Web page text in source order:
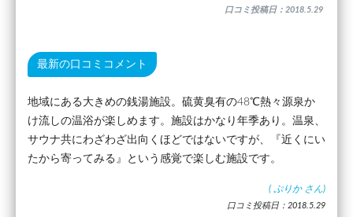
口コミ投稿日：2018.5.29
最新の口コミコメント
地域にある大きめの銭湯施設。硫黄臭有の48℃熱々源泉か
け流しの温浴が楽しめます。施設はかなり年季あり。温泉、
サウナ共にわざわざ出向くほどではないですが、『近くにい
たから寄ってみる』という感覚で楽しむ施設です。
( ぷりか さん)
口コミ投稿日：2018.5.29